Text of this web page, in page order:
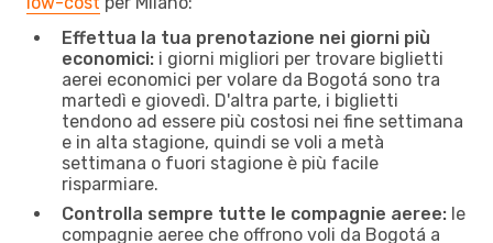
Effettua la tua prenotazione nei giorni più
economici: i giorni migliori per trovare biglietti
aerei economici per volare da Bogotá sono tra
martedì e giovedì. D'altra parte, i biglietti
tendono ad essere più costosi nei fine settimana
e in alta stagione, quindi se voli a metà
settimana o fuori stagione è più facile
risparmiare.
Controlla sempre tutte le compagnie aeree: le
compagnie aeree che offrono voli da Bogotá a